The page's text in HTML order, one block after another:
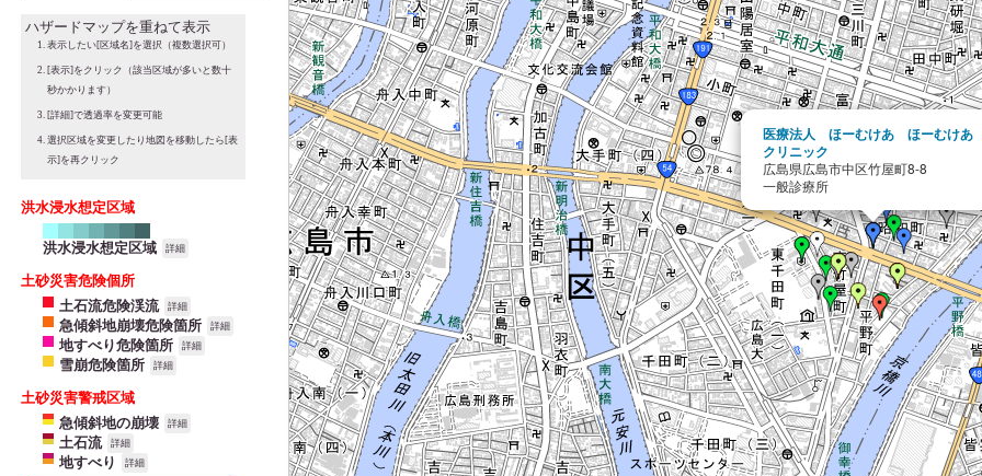
ハザードマップを重ねて表示
表示したい[区域名]を選択（複数選択可）
[表示]をクリック（該当区域が多いと数十
秒かかります）
[詳細]で透過率を変更可能
選択区域を変更したり地図を移動したら[表
示]を再クリック
洪水浸水想定区域
洪水浸水想定区域 詳細
土砂災害危険個所
土石流危険渓流
詳細
急傾斜地崩壊危険箇所 詳細
地すべり危険箇所 詳細
雪崩危険箇所 詳細
土砂災害警戒区域
急傾斜地の崩壊
詳細
土石流 詳細
地すべり 詳細
医療法人 ほーむけあ ほーむけあ
クリニック
広島県広島市中区竹屋町8-8
一般診療所